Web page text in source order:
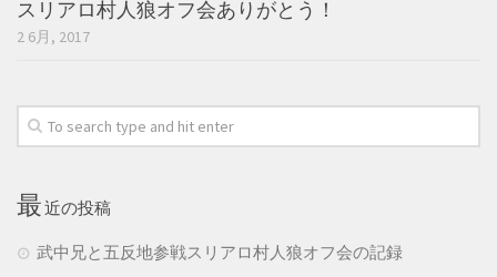
スリアロ村人狼オフ会ありがとう！
2 6月, 2017
最近の投稿
武中兄と五反地参戦スリアロ村人狼オフ会の記録